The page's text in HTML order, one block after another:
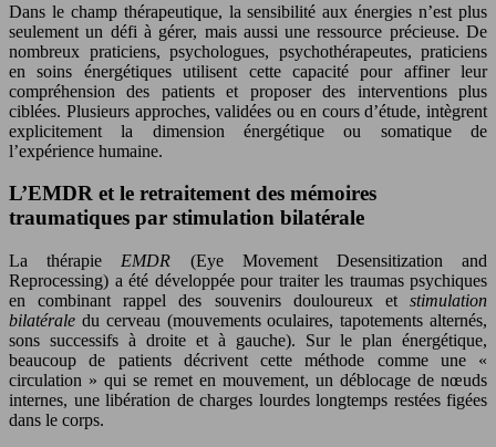
Dans le champ thérapeutique, la sensibilité aux énergies n’est plus
seulement un défi à gérer, mais aussi une ressource précieuse. De
nombreux praticiens, psychologues, psychothérapeutes, praticiens
en soins énergétiques utilisent cette capacité pour affiner leur
compréhension des patients et proposer des interventions plus
ciblées. Plusieurs approches, validées ou en cours d’étude, intègrent
explicitement la dimension énergétique ou somatique de
l’expérience humaine.
L’EMDR et le retraitement des mémoires
traumatiques par stimulation bilatérale
La thérapie EMDR (Eye Movement Desensitization and
Reprocessing) a été développée pour traiter les traumas psychiques
en combinant rappel des souvenirs douloureux et stimulation
bilatérale du cerveau (mouvements oculaires, tapotements alternés,
sons successifs à droite et à gauche). Sur le plan énergétique,
beaucoup de patients décrivent cette méthode comme une «
circulation » qui se remet en mouvement, un déblocage de nœuds
internes, une libération de charges lourdes longtemps restées figées
dans le corps.